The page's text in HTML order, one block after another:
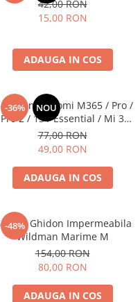
42,00 RON
15,00 RON
ADAUGA IN COS
-36% NOU
Xiaomi M365 / Pro /
Pro 2 / 1S / Essential / Mi 3
Originale Negre
77,00 RON
49,00 RON
ADAUGA IN COS
-48% Ghidon Impermeabila
Wildman Marime M
154,00 RON
80,00 RON
ADAUGA IN COS